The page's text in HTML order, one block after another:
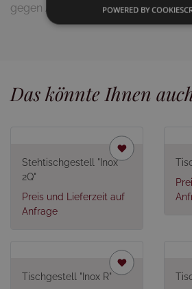
gegen Aufpreis möglich)
Das könnte Ihnen
Stehtischgestell "Inox
2Q"
Preis und Lieferzeit auf
Anfrage
Tischgestell "Inox R"
POWERED BY